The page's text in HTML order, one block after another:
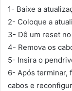
1- Baixe a
2- Coloque a
3- Dê um reset
4- Remova os
5- Insira o
6- Após terminar,
cabos e